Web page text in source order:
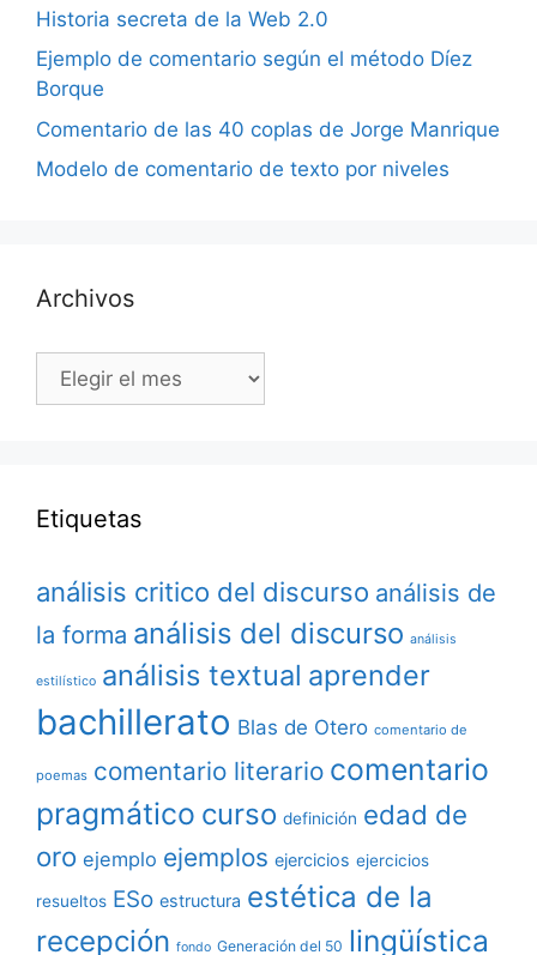
Historia secreta de la Web 2.0
Ejemplo de comentario según el método Díez
Borque
Comentario de las 40 coplas de Jorge Manrique
Modelo de comentario de texto por niveles
Archivos
Archivos
Etiquetas
análisis critico del discurso análisis de
la forma análisis del discurso análisis
estilístico análisis textual aprender
bachillerato Blas de Otero comentario de
poemas comentario literario comentario
pragmático curso definición edad de
oro ejemplo ejemplos ejercicios ejercicios
resueltos ESo estructura estética de la
recepción fondo Generación del 50 lingüística